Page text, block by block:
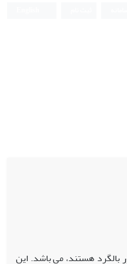
بالگرد هستند، می باشد. این